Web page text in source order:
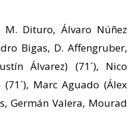
M. Dituro, Álvaro Núñez
Bigas, D. Affengruber,
Álvarez) (71´), Nico
(71´), Marc Aguado (Álex
Germán Valera, Mourad